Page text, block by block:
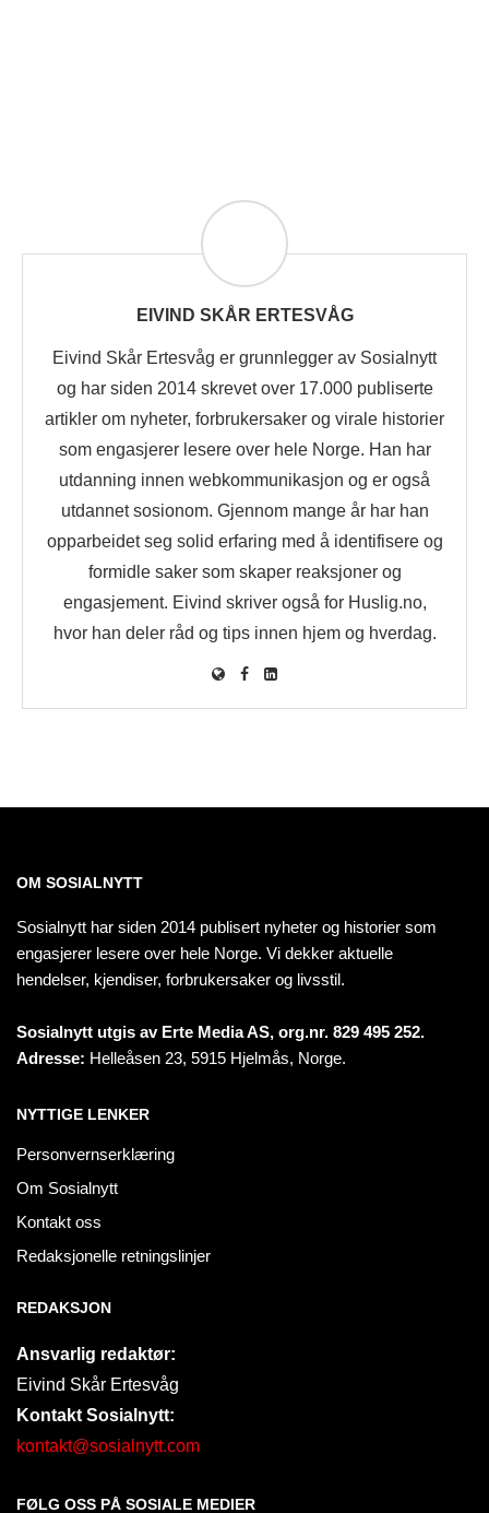
EIVIND SKÅR ERTESVÅG
Eivind Skår Ertesvåg er grunnlegger av Sosialnytt
og har siden 2014 skrevet over 17.000 publiserte
artikler om nyheter, forbrukersaker og virale historier
som engasjerer lesere over hele Norge. Han har
utdanning innen webkommunikasjon og er også
utdannet sosionom. Gjennom mange år har han
opparbeidet seg solid erfaring med å identifisere og
formidle saker som skaper reaksjoner og
engasjement. Eivind skriver også for Huslig.no,
hvor han deler råd og tips innen hjem og hverdag.
OM SOSIALNYTT
Sosialnytt har siden 2014 publisert nyheter og historier som
engasjerer lesere over hele Norge. Vi dekker aktuelle
hendelser, kjendiser, forbrukersaker og livsstil.
Sosialnytt utgis av Erte Media AS, org.nr. 829 495 252.
Adresse: Helleåsen 23, 5915 Hjelmås, Norge.
NYTTIGE LENKER
Personvernserklæring
Om Sosialnytt
Kontakt oss
Redaksjonelle retningslinjer
REDAKSJON
Ansvarlig redaktør:
Eivind Skår Ertesvåg
Kontakt Sosialnytt:
kontakt@sosialnytt.com
FØLG OSS PÅ SOSIALE MEDIER​